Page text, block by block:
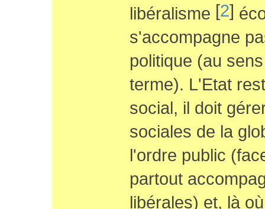
libéralisme [2]
s'accompagne
politique (au
terme). L'Etat
social, il doit
sociales de la
l'ordre public
partout
libérales) et, là